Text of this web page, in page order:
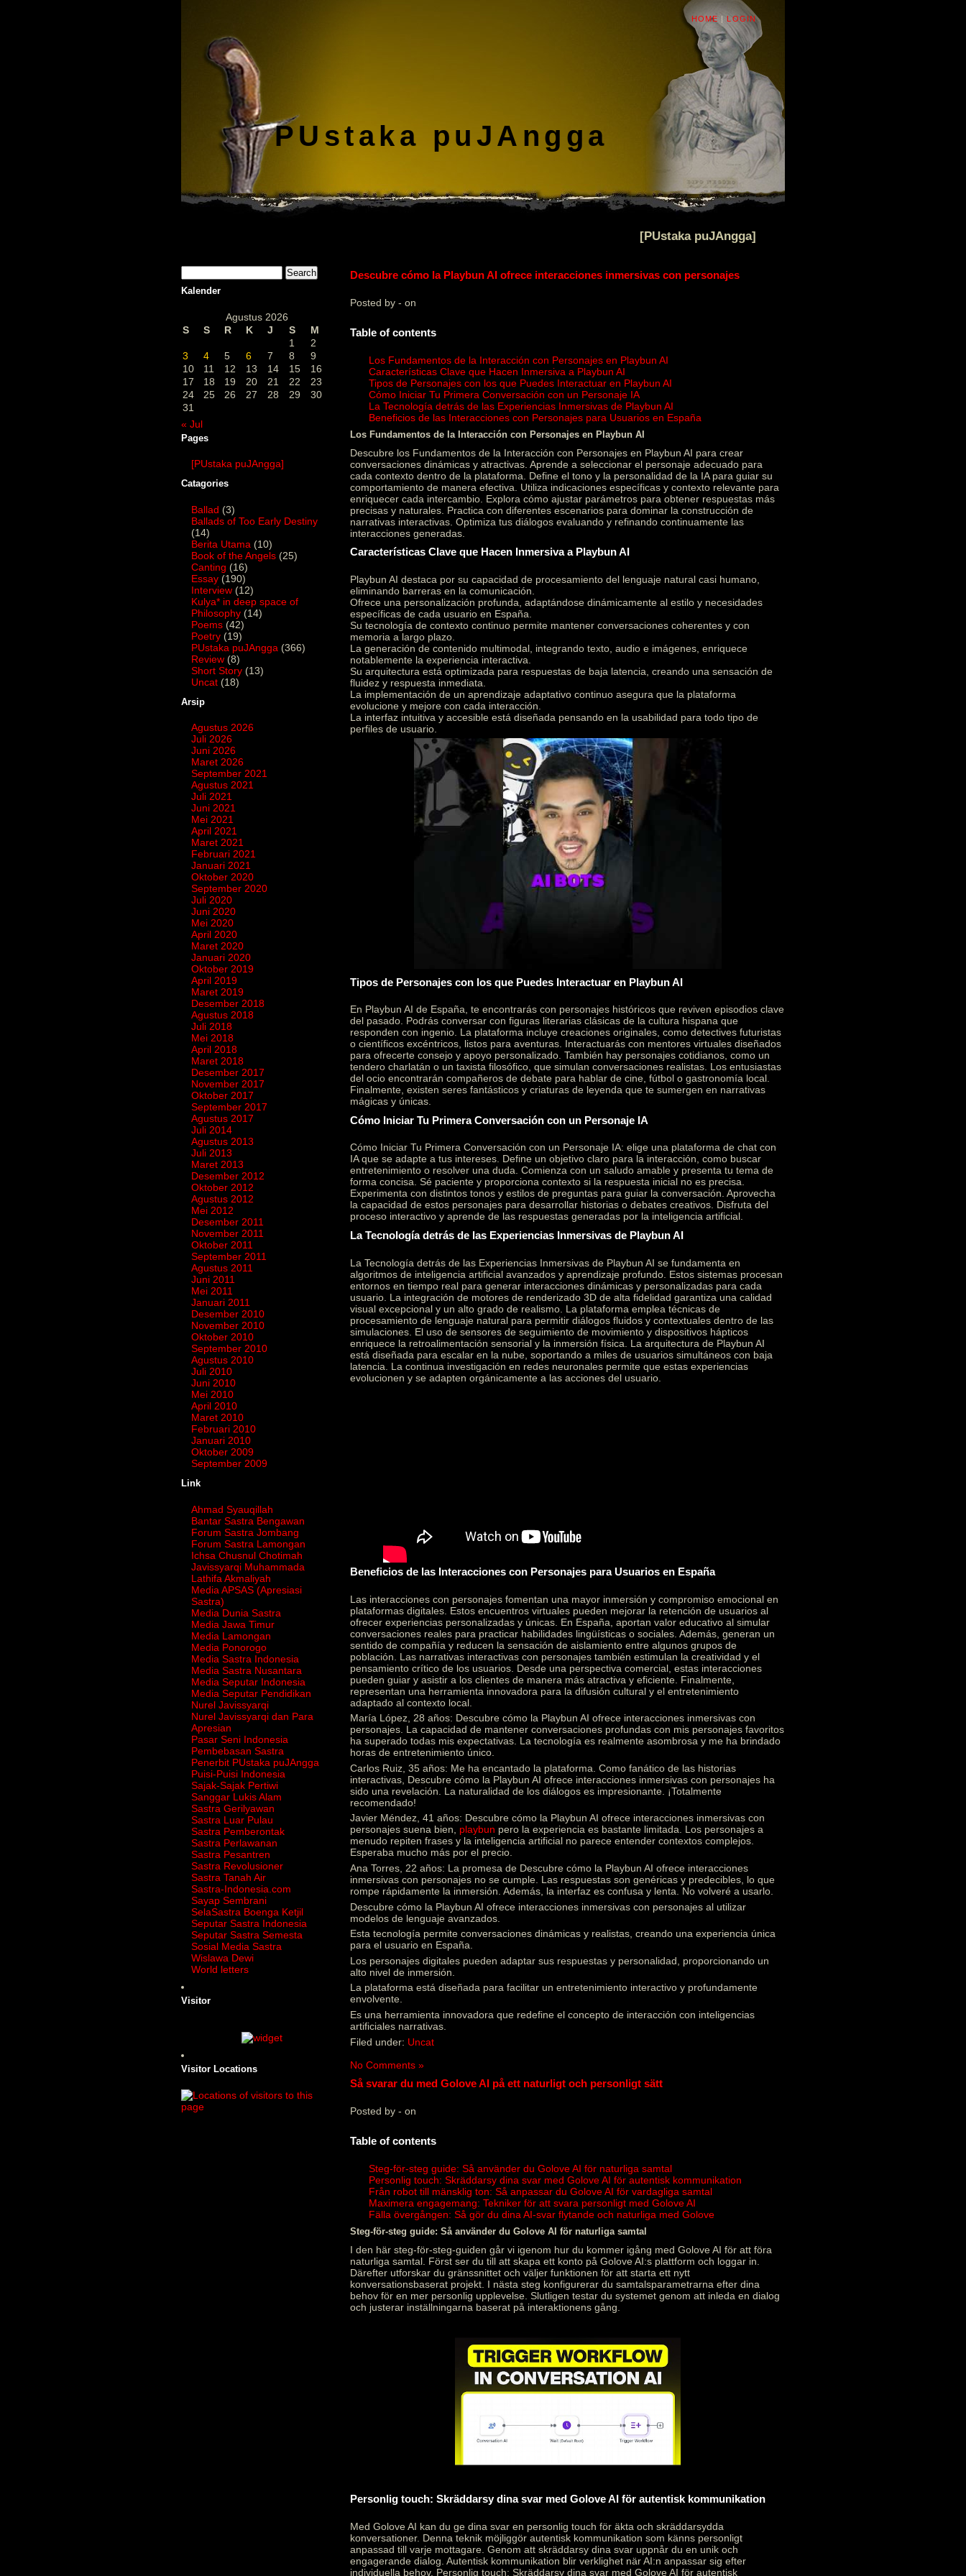
HOME | LOGIN
PUstaka puJAngga
[PUstaka puJAngga]
Kalender
Agustus 2026
S
S R K J S
M
1
2
3
4 5 6 7 8
9
10
11 12 13 14 15
16
17
18 19 20 21 22
23
24
25 26 27 28 29
30
31
« Jul
Pages
[PUstaka puJAngga]
Catagories
Ballad (3)
Ballads of Too Early Destiny
(14)
Berita Utama (10)
Book of the Angels (25)
Canting (16)
Essay (190)
Interview (12)
Kulya* in deep space of
Philosophy (14)
Poems (42)
Poetry (19)
PUstaka puJAngga (366)
Review (8)
Short Story (13)
Uncat (18)
Arsip
Agustus 2026
Juli 2026
Juni 2026
Maret 2026
September 2021
Agustus 2021
Juli 2021
Juni 2021
Mei 2021
April 2021
Maret 2021
Februari 2021
Januari 2021
Oktober 2020
September 2020
Juli 2020
Juni 2020
Mei 2020
April 2020
Maret 2020
Januari 2020
Oktober 2019
April 2019
Maret 2019
Desember 2018
Agustus 2018
Juli 2018
Mei 2018
April 2018
Maret 2018
Desember 2017
November 2017
Oktober 2017
September 2017
Agustus 2017
Juli 2014
Agustus 2013
Juli 2013
Maret 2013
Desember 2012
Oktober 2012
Agustus 2012
Mei 2012
Desember 2011
November 2011
Oktober 2011
September 2011
Agustus 2011
Juni 2011
Mei 2011
Januari 2011
Desember 2010
November 2010
Oktober 2010
September 2010
Agustus 2010
Juli 2010
Juni 2010
Mei 2010
April 2010
Maret 2010
Februari 2010
Januari 2010
Oktober 2009
September 2009
Link
Ahmad Syauqillah
Bantar Sastra Bengawan
Forum Sastra Jombang
Forum Sastra Lamongan
Ichsa Chusnul Chotimah
Javissyarqi Muhammada
Lathifa Akmaliyah
Media APSAS (Apresiasi
Sastra)
Media Dunia Sastra
Media Jawa Timur
Media Lamongan
Media Ponorogo
Media Sastra Indonesia
Media Sastra Nusantara
Media Seputar Indonesia
Media Seputar Pendidikan
Nurel Javissyarqi
Nurel Javissyarqi dan Para
Apresian
Pasar Seni Indonesia
Pembebasan Sastra
Penerbit PUstaka puJAngga
Puisi-Puisi Indonesia
Sajak-Sajak Pertiwi
Sanggar Lukis Alam
Sastra Gerilyawan
Sastra Luar Pulau
Sastra Pemberontak
Sastra Perlawanan
Sastra Pesantren
Sastra Revolusioner
Sastra Tanah Air
Sastra-Indonesia.com
Sayap Sembrani
SelaSastra Boenga Ketjil
Seputar Sastra Indonesia
Seputar Sastra Semesta
Sosial Media Sastra
Wislawa Dewi
World letters
Visitor
Visitor Locations
Descubre cómo la Playbun AI ofrece interacciones inmersivas con personajes
Posted by - on
Table of contents
Los Fundamentos de la Interacción con Personajes en Playbun AI
Características Clave que Hacen Inmersiva a Playbun AI
Tipos de Personajes con los que Puedes Interactuar en Playbun AI
Cómo Iniciar Tu Primera Conversación con un Personaje IA
La Tecnología detrás de las Experiencias Inmersivas de Playbun AI
Beneficios de las Interacciones con Personajes para Usuarios en España
Los Fundamentos de la Interacción con Personajes en Playbun AI
Descubre los Fundamentos de la Interacción con Personajes en Playbun AI para crear
conversaciones dinámicas y atractivas. Aprende a seleccionar el personaje adecuado para
cada contexto dentro de la plataforma. Define el tono y la personalidad de la IA para guiar su
comportamiento de manera efectiva. Utiliza indicaciones específicas y contexto relevante para
enriquecer cada intercambio. Explora cómo ajustar parámetros para obtener respuestas más
precisas y naturales. Practica con diferentes escenarios para dominar la construcción de
narrativas interactivas. Optimiza tus diálogos evaluando y refinando continuamente las
interacciones generadas.
Características Clave que Hacen Inmersiva a Playbun AI
Playbun AI destaca por su capacidad de procesamiento del lenguaje natural casi humano,
eliminando barreras en la comunicación.
Ofrece una personalización profunda, adaptándose dinámicamente al estilo y necesidades
específicas de cada usuario en España.
Su tecnología de contexto continuo permite mantener conversaciones coherentes y con
memoria a largo plazo.
La generación de contenido multimodal, integrando texto, audio e imágenes, enriquece
notablemente la experiencia interactiva.
Su arquitectura está optimizada para respuestas de baja latencia, creando una sensación de
fluidez y respuesta inmediata.
La implementación de un aprendizaje adaptativo continuo asegura que la plataforma
evolucione y mejore con cada interacción.
La interfaz intuitiva y accesible está diseñada pensando en la usabilidad para todo tipo de
perfiles de usuario.
Tipos de Personajes con los que Puedes Interactuar en Playbun AI
En Playbun AI de España, te encontrarás con personajes históricos que reviven episodios clave
del pasado. Podrás conversar con figuras literarias clásicas de la cultura hispana que
responden con ingenio. La plataforma incluye creaciones originales, como detectives futuristas
o científicos excéntricos, listos para aventuras. Interactuarás con mentores virtuales diseñados
para ofrecerte consejo y apoyo personalizado. También hay personajes cotidianos, como un
tendero charlatán o un taxista filosófico, que simulan conversaciones realistas. Los entusiastas
del ocio encontrarán compañeros de debate para hablar de cine, fútbol o gastronomía local.
Finalmente, existen seres fantásticos y criaturas de leyenda que te sumergen en narrativas
mágicas y únicas.
Cómo Iniciar Tu Primera Conversación con un Personaje IA
Cómo Iniciar Tu Primera Conversación con un Personaje IA: elige una plataforma de chat con
IA que se adapte a tus intereses. Define un objetivo claro para la interacción, como buscar
entretenimiento o resolver una duda. Comienza con un saludo amable y presenta tu tema de
forma concisa. Sé paciente y proporciona contexto si la respuesta inicial no es precisa.
Experimenta con distintos tonos y estilos de preguntas para guiar la conversación. Aprovecha
la capacidad de estos personajes para desarrollar historias o debates creativos. Disfruta del
proceso interactivo y aprende de las respuestas generadas por la inteligencia artificial.
La Tecnología detrás de las Experiencias Inmersivas de Playbun AI
La Tecnología detrás de las Experiencias Inmersivas de Playbun AI se fundamenta en
algoritmos de inteligencia artificial avanzados y aprendizaje profundo. Estos sistemas procesan
entornos en tiempo real para generar interacciones dinámicas y personalizadas para cada
usuario. La integración de motores de renderizado 3D de alta fidelidad garantiza una calidad
visual excepcional y un alto grado de realismo. La plataforma emplea técnicas de
procesamiento de lenguaje natural para permitir diálogos fluidos y contextuales dentro de las
simulaciones. El uso de sensores de seguimiento de movimiento y dispositivos hápticos
enriquece la retroalimentación sensorial y la inmersión física. La arquitectura de Playbun AI
está diseñada para escalar en la nube, soportando a miles de usuarios simultáneos con baja
latencia. La continua investigación en redes neuronales permite que estas experiencias
evolucionen y se adapten orgánicamente a las acciones del usuario.
Beneficios de las Interacciones con Personajes para Usuarios en España
Las interacciones con personajes fomentan una mayor inmersión y compromiso emocional en
plataformas digitales. Estos encuentros virtuales pueden mejorar la retención de usuarios al
ofrecer experiencias personalizadas y únicas. En España, aportan valor educativo al simular
conversaciones reales para practicar habilidades lingüísticas o sociales. Además, generan un
sentido de compañía y reducen la sensación de aislamiento entre algunos grupos de
población. Las narrativas interactivas con personajes también estimulan la creatividad y el
pensamiento crítico de los usuarios. Desde una perspectiva comercial, estas interacciones
pueden guiar y asistir a los clientes de manera más atractiva y eficiente. Finalmente,
representan una herramienta innovadora para la difusión cultural y el entretenimiento
adaptado al contexto local.
María López, 28 años: Descubre cómo la Playbun AI ofrece interacciones inmersivas con
personajes. La capacidad de mantener conversaciones profundas con mis personajes favoritos
ha superado todas mis expectativas. La tecnología es realmente asombrosa y me ha brindado
horas de entretenimiento único.
Carlos Ruiz, 35 años: Me ha encantado la plataforma. Como fanático de las historias
interactivas, Descubre cómo la Playbun AI ofrece interacciones inmersivas con personajes ha
sido una revelación. La naturalidad de los diálogos es impresionante. ¡Totalmente
recomendado!
Javier Méndez, 41 años: Descubre cómo la Playbun AI ofrece interacciones inmersivas con
personajes suena bien, playbun pero la experiencia es bastante limitada. Los personajes a
menudo repiten frases y la inteligencia artificial no parece entender contextos complejos.
Esperaba mucho más por el precio.
Ana Torres, 22 años: La promesa de Descubre cómo la Playbun AI ofrece interacciones
inmersivas con personajes no se cumple. Las respuestas son genéricas y predecibles, lo que
rompe rápidamente la inmersión. Además, la interfaz es confusa y lenta. No volveré a usarlo.
Descubre cómo la Playbun AI ofrece interacciones inmersivas con personajes al utilizar
modelos de lenguaje avanzados.
Esta tecnología permite conversaciones dinámicas y realistas, creando una experiencia única
para el usuario en España.
Los personajes digitales pueden adaptar sus respuestas y personalidad, proporcionando un
alto nivel de inmersión.
La plataforma está diseñada para facilitar un entretenimiento interactivo y profundamente
envolvente.
Es una herramienta innovadora que redefine el concepto de interacción con inteligencias
artificiales narrativas.
Filed under: Uncat
No Comments »
Så svarar du med Golove AI på ett naturligt och personligt sätt
Posted by - on
Table of contents
Steg-för-steg guide: Så använder du Golove AI för naturliga samtal
Personlig touch: Skräddarsy dina svar med Golove AI för autentisk kommunikation
Från robot till mänsklig ton: Så anpassar du Golove AI för vardagliga samtal
Maximera engagemang: Tekniker för att svara personligt med Golove AI
Fälla övergången: Så gör du dina AI-svar flytande och naturliga med Golove
Steg-för-steg guide: Så använder du Golove AI för naturliga samtal
I den här steg-för-steg-guiden går vi igenom hur du kommer igång med Golove AI för att föra
naturliga samtal. Först ser du till att skapa ett konto på Golove AI:s plattform och loggar in.
Därefter utforskar du gränssnittet och väljer funktionen för att starta ett nytt
konversationsbaserat projekt. I nästa steg konfigurerar du samtalsparametrarna efter dina
behov för en mer personlig upplevelse. Slutligen testar du systemet genom att inleda en dialog
och justerar inställningarna baserat på interaktionens gång.
Personlig touch: Skräddarsy dina svar med Golove AI för autentisk kommunikation
Med Golove AI kan du ge dina svar en personlig touch för äkta och skräddarsydda
konversationer. Denna teknik möjliggör autentisk kommunikation som känns personligt
anpassad till varje mottagare. Genom att skräddarsy dina svar uppnår du en unik och
engagerande dialog. Autentisk kommunikation blir verklighet när AI:n anpassar sig efter
individuella behov. Personlig touch: Skräddarsy dina svar med Golove AI för autentisk